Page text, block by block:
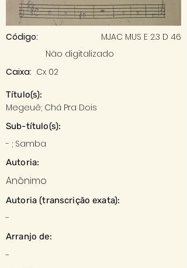
Código:
MJAC MUS E 2.3 D 46
Não digitalizado
Caixa: Cx 02
Título(s):
Megeuê; Chá Pra Dois
Sub-título(s):
- ; Samba
Autoria:
Anônimo
Autoria (transcrição exata):
-
Arranjo de:
-